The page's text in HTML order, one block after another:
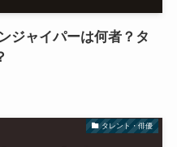
ジャイパーは何者？タ
タレント・俳優